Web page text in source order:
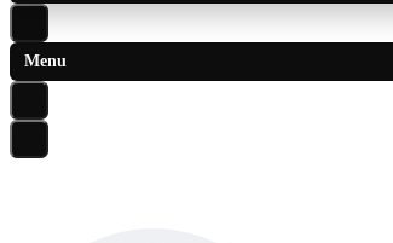
Menu